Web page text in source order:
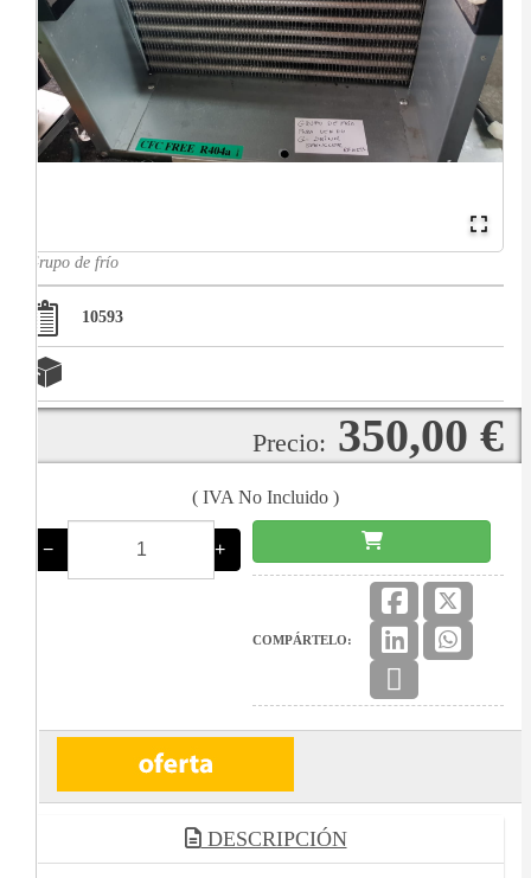
Grupo de frío
10593
Precio: 350,00 €
( IVA No Incluido )
− +
COMPÁRTELO:
DESCRIPCIÓN